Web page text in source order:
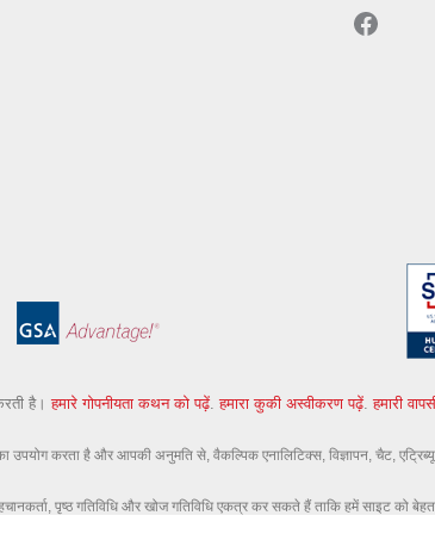
Facebook
है।हमारे गोपनीयता कथन को पढ़ें.हमारा कुकी अस्वीकरण पढ़ें.हमारी
करता है और आपकी अनुमति से, वैकल्पिक एनालिटिक्स, विज्ञापन, चैट,
पृष्ठ गतिविधि और खोज गतिविधि एकत्र कर सकते हैं ताकि हमें साइट को